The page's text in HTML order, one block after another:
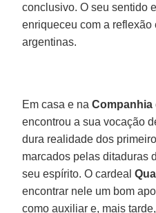
conclusivo. O seu sentido
enriqueceu com a
argentinas.
Em casa e naCompanhia
encontrou a sua vocação
dura realidade dos
marcados pelas ditaduras
seu espírito. O cardeal
encontrar nele um bom
como auxiliar e, mais